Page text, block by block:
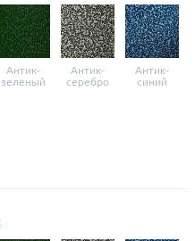
Антик-
зеленый
Антик-
серебро
Антик-
синий